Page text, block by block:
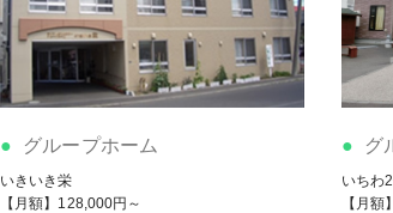
グループホーム
いきいき栄
【月額】128,000円～
グ
いちわ
【月